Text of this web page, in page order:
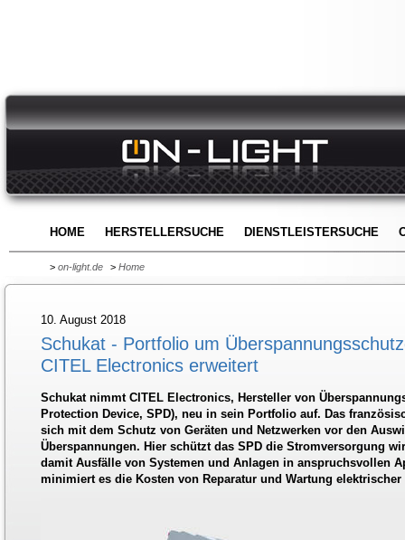
HOME HERSTELLERSUCHE DIENSTLEISTERSUCHE
> on-light.de > Home
10. August 2018
Schukat - Portfolio um
CITEL Electronics erweitert
Schukat nimmt CITEL Electronics, Hersteller von
Protection Device, SPD), neu in sein Portfolio auf. Das
sich mit dem Schutz von Geräten und Netzwerken vor den
Überspannungen. Hier schützt das SPD die Stromversorgung
damit Ausfälle von Systemen und Anlagen in anspruchsvollen
minimiert es die Kosten von Reparatur und Wartung elektrischer